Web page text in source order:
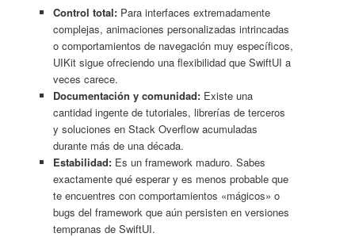
Control total:Para interfaces extremadamente
complejas, animaciones personalizadas intrincadas
o comportamientos de navegación muy específicos,
UIKit sigue ofreciendo una flexibilidad que SwiftUI a
veces carece.
Documentación y comunidad:Existe una
cantidad ingente de tutoriales, librerías de terceros
y soluciones en Stack Overflow acumuladas
durante más de una década.
Estabilidad:Es un framework maduro. Sabes
exactamente qué esperar y es menos probable que
te encuentres con comportamientos «mágicos» o
bugs del framework que aún persisten en versiones
tempranas de SwiftUI.